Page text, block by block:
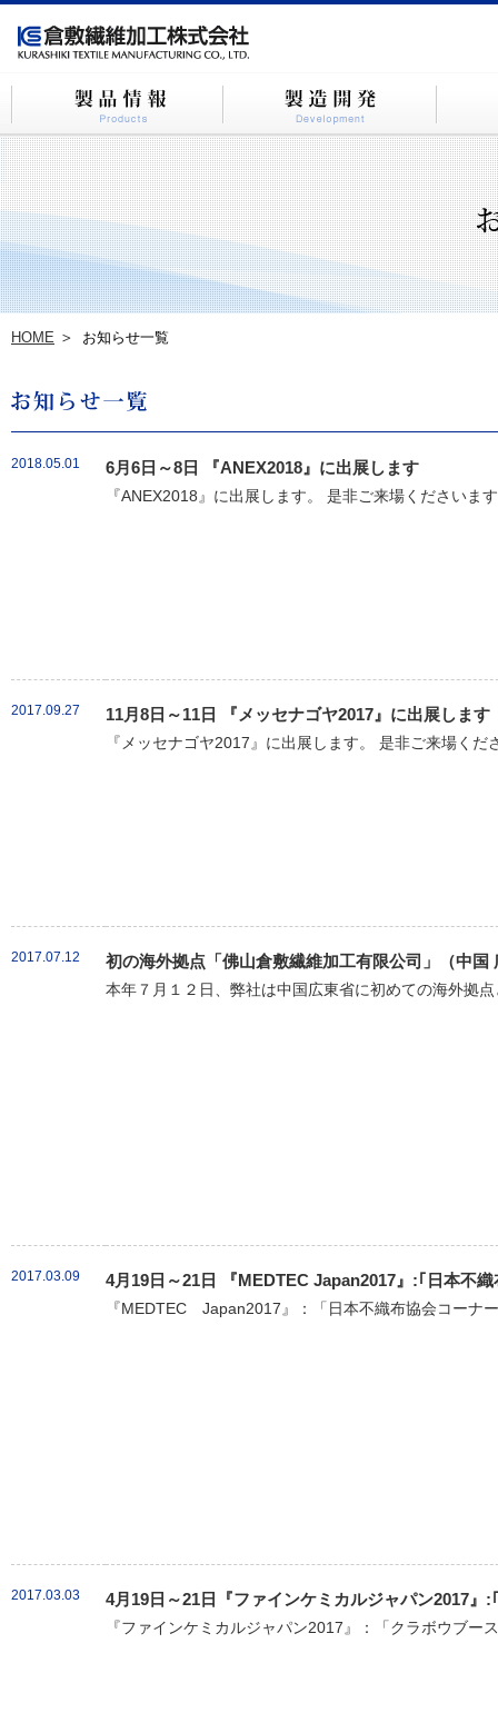
HOME お知らせ一覧
2018.05.01 6月6日～8日 『ANEX2018』に出展します
『ANEX2018』に出展します。 是非ご来場くださ
2017.09.27 11月8日～11日 『メッセナゴヤ2017』に出展します
『メッセナゴヤ2017』に出展します。 是非ご来場
2017.07.12 初の海外拠点「佛山倉敷繊維加工有限公司」（中国
本年７月１２日、弊社は中国広東省に初めての海外拠
2017.03.09 4月19日～21日 『MEDTEC Japan2017』:｢日本不
『MEDTEC Japan2017』：「日本不織布協会コーナ
2017.03.03 4月19日～21日『ファインケミカルジャパン2017』
『ファインケミカルジャパン2017』：「クラボウブ